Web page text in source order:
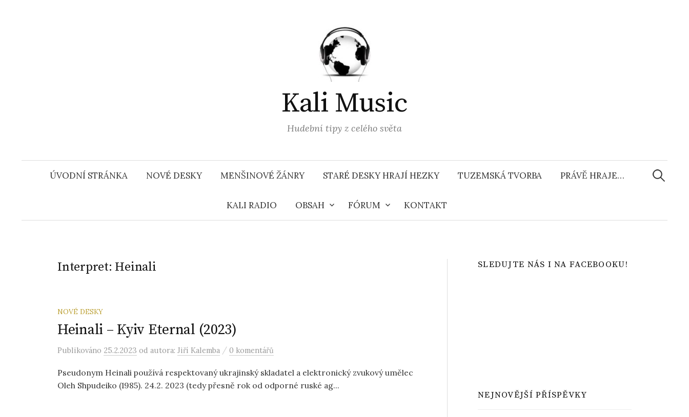
Kali Music
Hudební tipy z celého světa
ÚVODNÍ STRÁNKA NOVÉ DESKY MENŠINOVÉ ŽÁNRY STARÉ DESKY HRAJÍ HEZKY TUZEMSKÁ TVORBA PRÁVĚ HRAJE…
KALI RADIO OBSAH FÓRUM KONTAKT
Interpret: Heinali
NOVÉ DESKY
Heinali – Kyiv Eternal (2023)
Publikováno 25.2.2023 od autora: Jiří Kalemba / 0 komentářů
Pseudonym Heinali používá respektovaný ukrajinský skladatel a elektronický zvukový umělec
Oleh Shpudeiko (1985). 24.2. 2023 (tedy přesně rok od odporné ruské ag...
SLEDUJTE NÁS I NA FACEBOOKU!
NEJNOVĚJŠÍ PŘÍSPĚVKY